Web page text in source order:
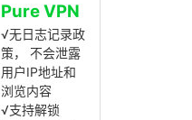
Pure VPN
√无日志记录政
策， 不会泄露
用户IP地址和
浏览内容
√支持解锁